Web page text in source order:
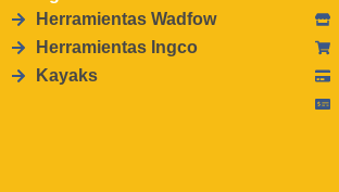
Herramientas Wadfow
Herramientas Ingco
Kayaks